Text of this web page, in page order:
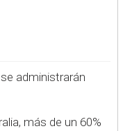
administrarán
más de un 60%